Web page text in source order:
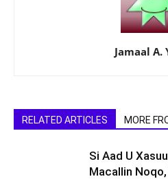
Jamaal A.
RELATED ARTICLES MORE
Si Aad U
Macallin